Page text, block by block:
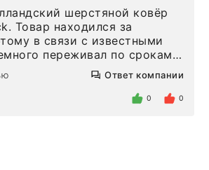
шерстяной ковёр
Товар находился за
в связи с известными
переживал по срокам.
привезли ровно в
в договоре время, без
Ответ компании
0 0